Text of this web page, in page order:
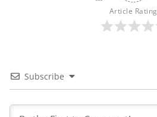
Article Rating
Subscribe